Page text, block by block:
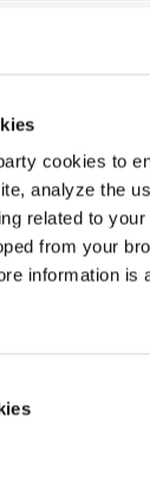
cookies to
analyze the
related to
from your
information is
werden
zu folgen.
zu zeigen,
den
für